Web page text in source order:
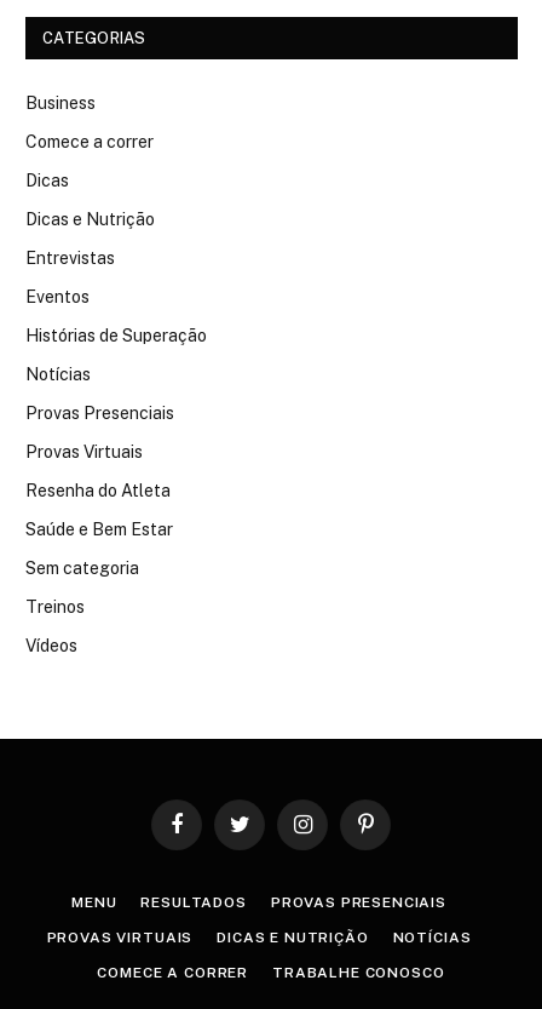
CATEGORIAS
Business
Comece a correr
Dicas
Dicas e Nutrição
Entrevistas
Eventos
Histórias de Superação
Notícias
Provas Presenciais
Provas Virtuais
Resenha do Atleta
Saúde e Bem Estar
Sem categoria
Treinos
Vídeos
FacebookTwitter InstagramPinterest
MENU RESULTADOS PROVAS PRESENCIAIS
PROVAS VIRTUAIS DICAS E NUTRIÇÃO NOTÍCIAS
COMECE A CORRER TRABALHE CONOSCO